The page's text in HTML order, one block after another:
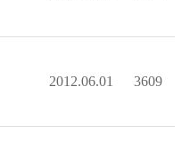
2012.06.01 3609